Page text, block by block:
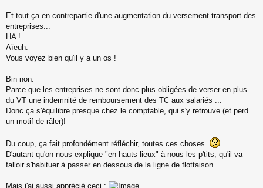
Et tout ça en contrepartie d'une augmentation du versement transport des
entreprises...
HA !
Aïeuh.
Vous voyez bien qu'il y a un os !
Bin non.
Parce que les entreprises ne sont donc plus obligées de verser en plus
du VT une indemnité de remboursement des TC aux salariés ...
Donc ça s'équilibre presque chez le comptable, qui s'y retrouve (et perd
un motif de râler)!
Du coup, ça fait profondément réfléchir, toutes ces choses.
D'autant qu'on nous explique "en hauts lieux" à nous les p'tits, qu'il va
falloir s'habituer à passer en dessous de la ligne de flottaison.
Mais j'ai aussi apprécié ceci :